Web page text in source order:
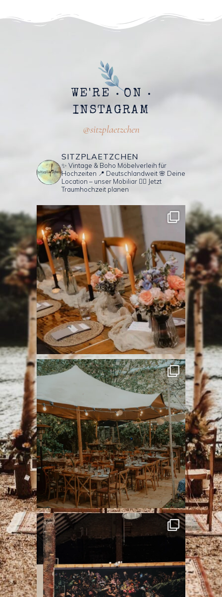
WE'RE
ON
INSTAGRAM
@sitzplaetzchen
SITZPLAETZCHEN
✨ Vintage & Boho Möbelverleih für
Hochzeiten 📍 Deutschlandweit🌸 Deine
Location – unser Mobiliar 👇🏼 Jetzt
Traumhochzeit planen